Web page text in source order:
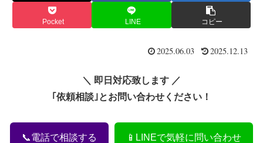
Pocket LINE コピー
2025.06.03 2025.12.13
＼ 即日対応致します ／
｢依頼相談｣とお問い合わせください！
📞電話で相談する 📱LINEで気軽に問い合わせ